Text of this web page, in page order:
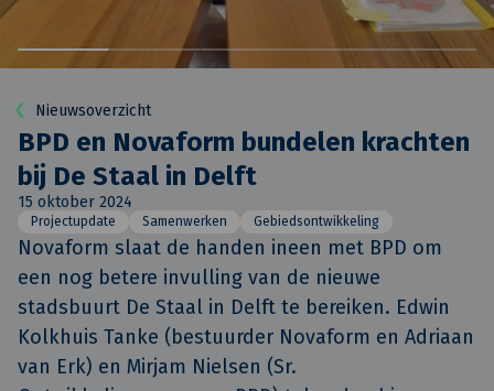
Nieuwsoverzicht
BPD en Novaform bundelen krachten
bij De Staal in Delft
15 oktober 2024
Projectupdate Samenwerken Gebiedsontwikkeling
Novaform slaat de handen ineen met BPD om
een nog betere invulling van de nieuwe
stadsbuurt De Staal in Delft te bereiken. Edwin
Kolkhuis Tanke (bestuurder Novaform en Adriaan
van Erk) en Mirjam Nielsen (Sr.